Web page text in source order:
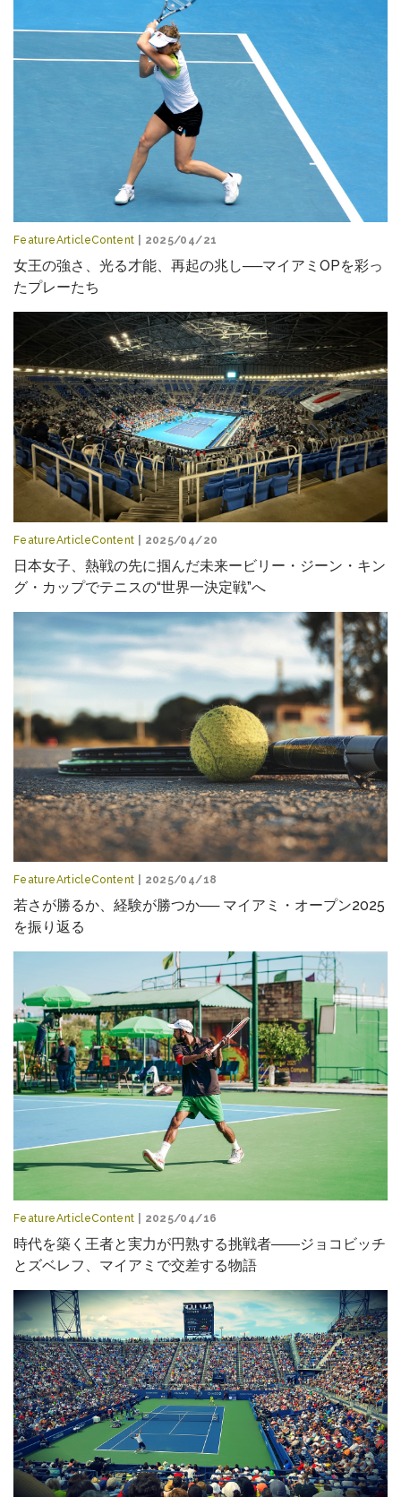
FeatureArticleContent | 2025/04/21
女王の強さ、光る才能、再起の兆し──マイアミOPを彩っ
たプレーたち
FeatureArticleContent | 2025/04/20
日本女子、熱戦の先に掴んだ未来ービリー・ジーン・キン
グ・カップでテニスの“世界一決定戦”へ
FeatureArticleContent | 2025/04/18
若さが勝るか、経験が勝つか── マイアミ・オープン2025
を振り返る
FeatureArticleContent | 2025/04/16
時代を築く王者と実力が円熟する挑戦者――ジョコビッチ
とズベレフ、マイアミで交差する物語